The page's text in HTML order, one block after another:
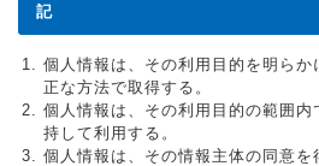
記
個人情報は、その利用目的を明ら
正な方法で取得する。
個人情報は、その利用目的の範囲
持して利用する。
個人情報は、その情報主体の同意を